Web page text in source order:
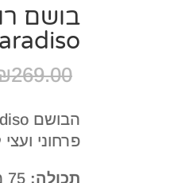
בושם
269.00
פרחוני
תכולה: